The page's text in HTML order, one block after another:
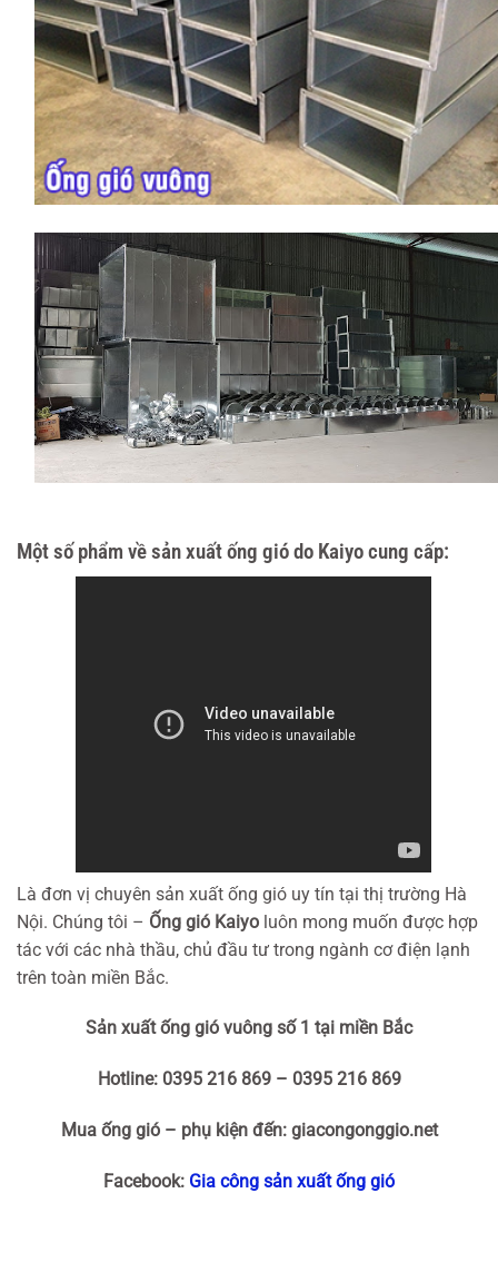
Một số phẩm về sản xuất ống gió do Kaiyo cung cấp:
Là đơn vị chuyên sản xuất ống gió uy tín tại thị trường Hà
Nội. Chúng tôi – Ống gió Kaiyo luôn mong muốn được hợp
tác với các nhà thầu, chủ đầu tư trong ngành cơ điện lạnh
trên toàn miền Bắc.
Sản xuất ống gió vuông số 1 tại miền Bắc
Hotline: 0395 216 869 – 0395 216 869
Mua ống gió – phụ kiện đến: giacongonggio.net
Facebook: Gia công sản xuất ống gió